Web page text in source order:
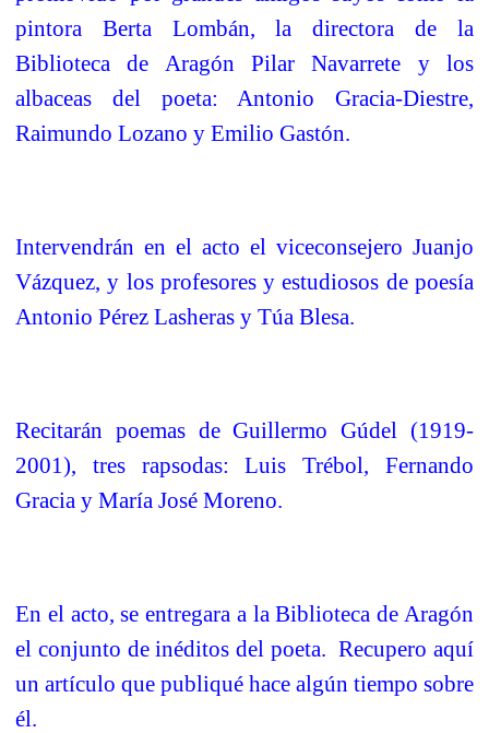
pintora Berta Lombán, la directora de la
Biblioteca de Aragón Pilar Navarrete y los
albaceas del poeta: Antonio Gracia-Diestre,
Raimundo Lozano y Emilio Gastón.
Intervendrán en el acto el viceconsejero Juanjo
Vázquez, y los profesores y estudiosos de poesía
Antonio Pérez Lasheras y Túa Blesa.
Recitarán poemas de Guillermo Gúdel (1919-
2001), tres rapsodas: Luis Trébol, Fernando
Gracia y María José Moreno.
En el acto, se entregara a la Biblioteca de Aragón
el conjunto de inéditos del poeta. Recupero aquí
un artículo que publiqué hace algún tiempo sobre
él.